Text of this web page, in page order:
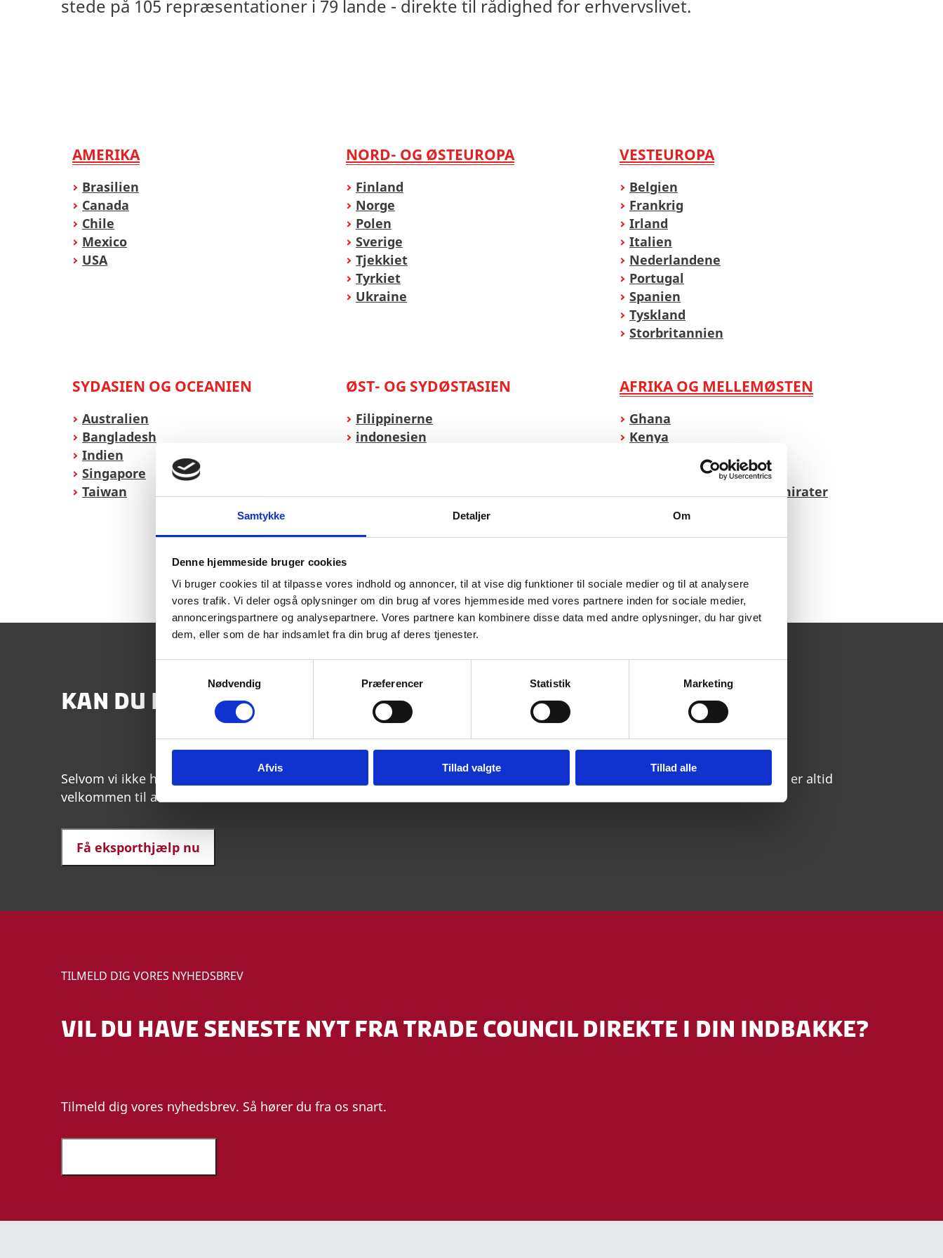
Samtykke Detaljer Om
Denne hjemmeside bruger cookies
Vi bruger cookies til at tilpasse vores indhold og annoncer, til at vise dig funktioner til sociale medier og til at analysere
vores trafik. Vi deler også oplysninger om din brug af vores hjemmeside med vores partnere inden for sociale medier,
annonceringspartnere og analysepartnere. Vores partnere kan kombinere disse data med andre oplysninger, du har givet
dem, eller som de har indsamlet fra din brug af deres tjenester.
e
v
g
Nødvendig Præferencer Statistik Marketing
Afvis Tillad valgte Tillad alle
stede på 105 repræsentationer i 79 lande - direkte til rådighed for erhvervslivet.
AMERIKA
Brasilien
Canada
Chile
Mexico
USA
NORD- OG ØSTEUROPA
Finland
Norge
Polen
Sverige
Tjekkiet
Tyrkiet
Ukraine
VESTEUROPA
Belgien
Frankrig
Irland
Italien
Nederlandene
Portugal
Spanien
Tyskland
Storbritannien
SYDASIEN OG OCEANIEN
Australien
Bangladesh
Indien
Singapore
Taiwan
ØST- OG SYDØSTASIEN
Filippinerne
indonesien
AFRIKA OG MELLEMØSTEN
Ghana
Kenya
De Forenede Arabiske Emirater
KAN DU IKKE FINDE DIT MARKED?
Selvom vi ikke har en handelsrepræsentation på det specifikke marked, står Trade Council stadig klar til at hjælpe dig. Du er altid
velkommen til at kontakte os her.
Få eksporthjælp nu
TILMELD DIG VORES NYHEDSBREV
VIL DU HAVE SENESTE NYT FRA TRADE COUNCIL DIREKTE I DIN INDBAKKE?
Tilmeld dig vores nyhedsbrev. Så hører du fra os snart.